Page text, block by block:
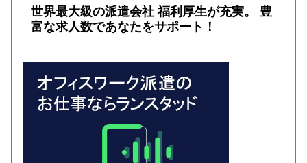
世界最大級の派遣会社 福利厚生が充実。 豊
富な求人数であなたをサポート！